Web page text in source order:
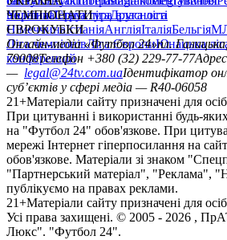
політикаСтруктура власності
УкраїнаПерша лігаДруга ліга
ЧЕМПІОНАТИ
НімеччинаІспаніяАнгліяІталіяБельгія
ЄВРОКУБКИ
Ліга чемпіонівЛіга ЄвропиЮнацька
конференцій
Онлайн-медіа «Футбол 24»пл.
79008Телефон +380 (32) 229-77-77
— legal@24tv.com.uaІдентифікатор
суб’єктів у сфері медіа — R40-06058
21+Матеріали сайту призначені для
При цитуванні і використанні будь-
на "Футбол 24" обов'язкове. При
мережі Інтернет гіперпосилання на сайт
обов'язкове. Матеріали зі знаком
"Партнерський матеріал", "Реклама",
публікуємо на правах реклами.
21+Матеріали сайту призначені для
Усi права захищенi. © 2005 - 2026 ,
Люкс". "Футбол 24".